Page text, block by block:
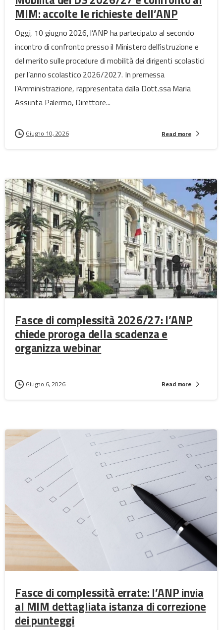
MIM: accolte le richieste dell’ANP
Oggi, 10 giugno 2026, l’ANP ha partecipato al secondo
incontro di confronto presso il Ministero dell’istruzione e
del merito sulle procedure di mobilità dei dirigenti scolastici
per l’anno scolastico 2026/2027. In premessa
l’Amministrazione, rappresentata dalla Dott.ssa Maria
Assunta Palermo, Direttore...
Giugno 10, 2026 Read more
Fasce di complessità 2026/27: l’ANP
chiede proroga della scadenza e
organizza webinar
Giugno 6, 2026 Read more
Fasce di complessità errate: l’ANP invia
al MIM dettagliata istanza di correzione
dei punteggi